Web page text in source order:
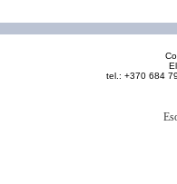
tel.: +370 684